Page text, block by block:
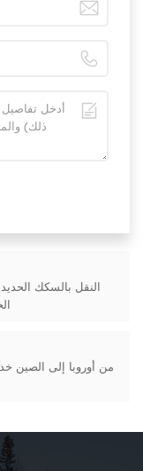
النقل بالسكك
من أوروبا إلى الصين